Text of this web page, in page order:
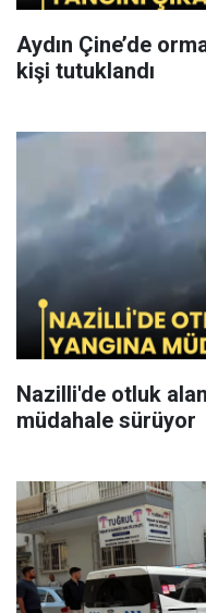
Aydın Çine’de
kişi tutuklandı
Nazilli'de otluk
müdahale sürüyor